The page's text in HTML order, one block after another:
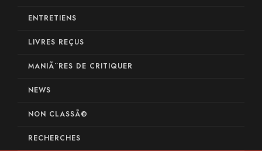
ENTRETIENS
LIVRES REÇUS
MANIÃ¨RES DE CRITIQUER
NEWS
NON CLASSÃ©
RECHERCHES